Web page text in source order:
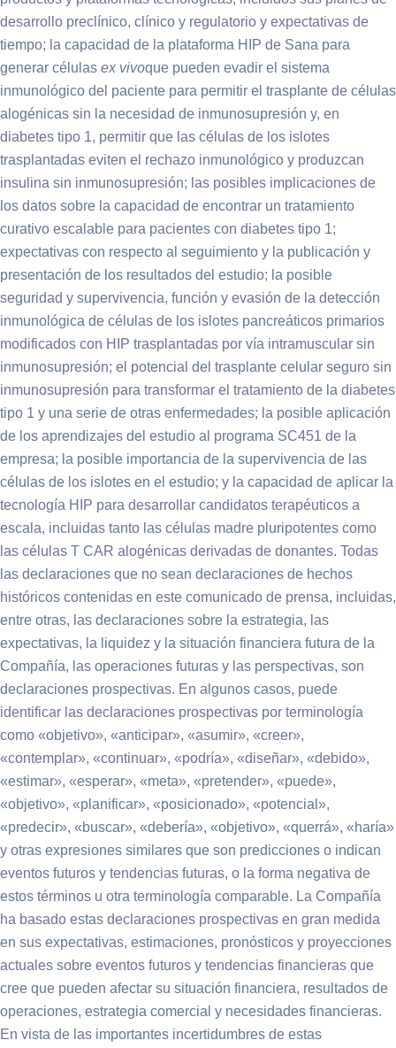
desarrollo preclínico, clínico y regulatorio y expectativas de
tiempo; la capacidad de la plataforma HIP de Sana para
generar células ex vivoque pueden evadir el sistema
inmunológico del paciente para permitir el trasplante de células
alogénicas sin la necesidad de inmunosupresión y, en
diabetes tipo 1, permitir que las células de los islotes
trasplantadas eviten el rechazo inmunológico y produzcan
insulina sin inmunosupresión; las posibles implicaciones de
los datos sobre la capacidad de encontrar un tratamiento
curativo escalable para pacientes con diabetes tipo 1;
expectativas con respecto al seguimiento y la publicación y
presentación de los resultados del estudio; la posible
seguridad y supervivencia, función y evasión de la detección
inmunológica de células de los islotes pancreáticos primarios
modificados con HIP trasplantadas por vía intramuscular sin
inmunosupresión; el potencial del trasplante celular seguro sin
inmunosupresión para transformar el tratamiento de la diabetes
tipo 1 y una serie de otras enfermedades; la posible aplicación
de los aprendizajes del estudio al programa SC451 de la
empresa; la posible importancia de la supervivencia de las
células de los islotes en el estudio; y la capacidad de aplicar la
tecnología HIP para desarrollar candidatos terapéuticos a
escala, incluidas tanto las células madre pluripotentes como
las células T CAR alogénicas derivadas de donantes. Todas
las declaraciones que no sean declaraciones de hechos
históricos contenidas en este comunicado de prensa, incluidas,
entre otras, las declaraciones sobre la estrategia, las
expectativas, la liquidez y la situación financiera futura de la
Compañía, las operaciones futuras y las perspectivas, son
declaraciones prospectivas. En algunos casos, puede
identificar las declaraciones prospectivas por terminología
como «objetivo», «anticipar», «asumir», «creer»,
«contemplar», «continuar», «podría», «diseñar», «debido»,
«estimar», «esperar», «meta», «pretender», «puede»,
«objetivo», «planificar», «posicionado», «potencial»,
«predecir», «buscar», «debería», «objetivo», «querrá», «haría»
y otras expresiones similares que son predicciones o indican
eventos futuros y tendencias futuras, o la forma negativa de
estos términos u otra terminología comparable. La Compañía
ha basado estas declaraciones prospectivas en gran medida
en sus expectativas, estimaciones, pronósticos y proyecciones
actuales sobre eventos futuros y tendencias financieras que
cree que pueden afectar su situación financiera, resultados de
operaciones, estrategia comercial y necesidades financieras.
En vista de las importantes incertidumbres de estas